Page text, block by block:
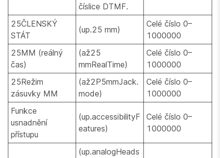
číslice DTMF.
25ČLENSKÝ
STÁT
(up.25 mm)
Celé číslo 0–
1000000
25MM (reálný
čas)
(až25
mmRealTime)
Celé číslo 0–
1000000
25Režim
zásuvky MM
(až2P5mmJack.
mode)
Celé číslo 0–
1000000
Funkce
usnadnění
přístupu
(up.accessibilityF
eatures)
Celé číslo 0–
1000000
(up.analogHeads